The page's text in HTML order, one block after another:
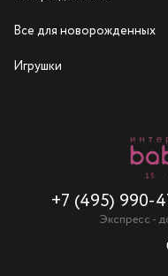
Все для новорожденных
Игрушки
+7 (495) 990-
Экспресс -